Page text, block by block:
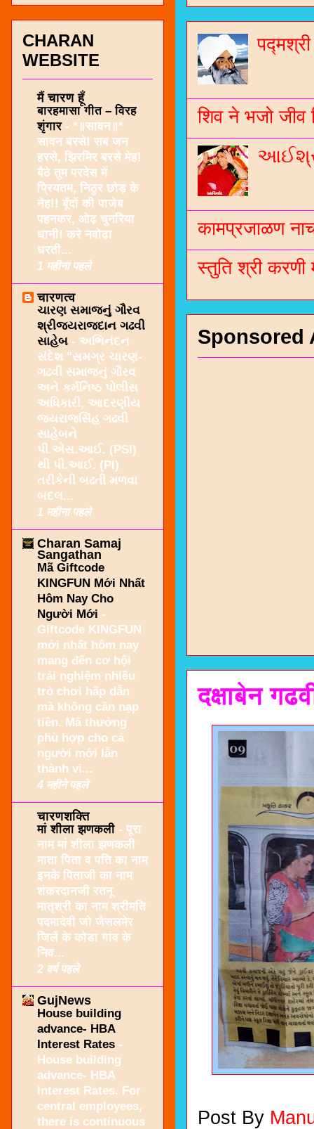
जनरल
शिव ने भजो जीव
कामप्रजाळण
स्तुति श्री करणी
Sponsored
दक्षाबेन
Post By
CHARAN
WEBSITE
मैं चारण हूँ
बारहमासा गीत – विरह
शृंगार - *॥सावन॥*
सावन बरसे! सब जन
हरसे, झिरमिर बरसे मेह!
बैठे तुम परदेस में
प्रियतम, निठुर छोड़ के
नेह!! बूँदों की पाजेब
पहनकर, ओढ़ चुनरिया
धानी! करे नवोढ़ा
धरती...
1 महीना पहले
चारणत्व
ચારણ સમાજનું ગૌરવ
શ્રીજયરાજદાન ગઢવી
સાહેબ - અભિનંદન
સંદેશ "સમગ્ર ચારણ-
ગઢવી સમાજનું ગૌરવ
અને કર્મનિષ્ઠ પોલીસ
અધિકારી, આદરણીય
જયરાજસિંહ ગઢવી
સાહેબને
પી.એસ.આઈ. (PSI)
થી પી.આઈ. (PI)
તરીકેની બઢતી મળવા
બદલ...
1 महीना पहले
Charan Samaj
Sangathan
Mã Giftcode
KINGFUN Mới Nhất
Hôm Nay Cho
Người Mới -
Giftcode KINGFUN
mới nhất hôm nay
mang đến cơ hội
trải nghiệm nhiều
trò chơi hấp dẫn
mà không cần nạp
tiền. Mã thưởng
phù hợp cho cả
người mới lẫn
thành vi...
4 महीने पहले
चारणशक्ति
मां शीला झणकली - पूरा
नाम मां शीला झणकली
माता पिता व पति का नाम
इनके पिताजी का नाम
शंकरदानजी रतनू
मातृश्री का नाम श्रीमति
पदमादेवी जो जैसलमेर
जिलें के कोडा गांव के
निव...
2 वर्ष पहले
GujNews
House building
advance- HBA
Interest Rates -
House building
advance- HBA
Interest Rates. For
central employees,
there is continuous